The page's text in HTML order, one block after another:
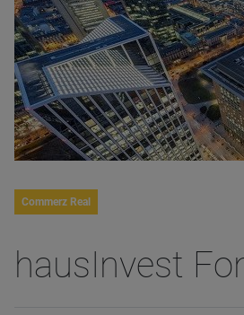
Commerz Real
hausInvest